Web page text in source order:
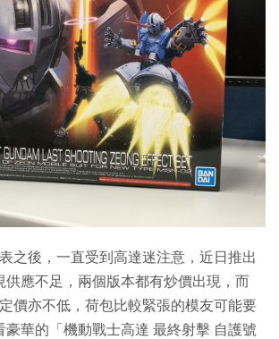
之後，一直受到高達迷注意，近日推出
供應不足，兩個版本都有炒價出現，而
價亦不低，荷包比較緊張的模友可能要
豪華的「機動戰士高達 最終射擊 自護號